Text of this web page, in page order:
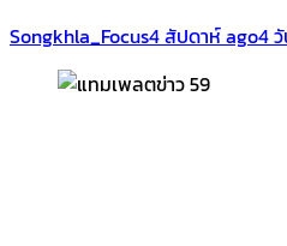
Songkhla_Focus4 สัปดาห์ ago4